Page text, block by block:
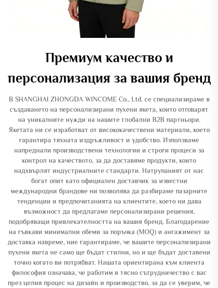
Премиум качество и
персонализация за вашия бренд
В SHANGHAI ZHONGDA WINCOME Co., Ltd. се специализираме в
създаването на персонализирани пухени якета, които отговарят
на уникалните нужди на нашите глобални B2B партньори.
Якетата ни се изработват от висококачествени материали, което
гарантира тяхната издръжливост и удобство. Използваме
напреднали производствени технологии и строги процеси за
контрол на качеството, за да доставяме продукти, които
надхвърлят индустриалните стандарти. Натрупаният от нас
богат опит като официален доставчик за известни
международни брандове ни позволява да разбираме пазарните
тенденции и предпочитанията на клиентите, което ни дава
възможност да предлагаме персонализирани решения,
подобряващи привлекателността на вашия бренд. Благодарение
на гъвкави минимални обеми за поръчка (MOQ) и ангажимент за
доставка навреме, ние гарантираме, че вашите персонализирани
пухени якета не само ще бъдат стилни, но и ще бъдат доставени
точно когато ви потрябват. Нашата ориентирана към клиента
философия означава, че работим в тясно сътрудничество с вас
през целия процес на дизайн и производство, за да се уверим, че